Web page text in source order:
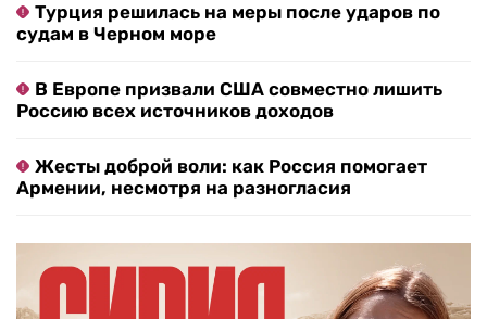
Турция решилась на меры после ударов по
судам в Черном море
В Европе призвали США совместно лишить
Россию всех источников доходов
Жесты доброй воли: как Россия помогает
Армении, несмотря на разногласия